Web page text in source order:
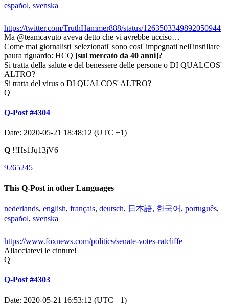
español, svenska
https://twitter.com/TruthHammer888/status/1263503349892050944
Ma @teamcavuto aveva detto che vi avrebbe ucciso…
Come mai giornalisti 'selezionati' sono cosi' impegnati nell'instillare
paura riguardo: HCQ [sul mercato da 40 anni]?
Si tratta della salute e del benessere delle persone o DI QUALCOS'
ALTRO?
Si tratta del virus o DI QUALCOS' ALTRO?
Q
Q-Post #4304
Date: 2020-05-21 18:48:12 (UTC +1)
Q !!Hs1Jq13jV6
9265245
This Q-Post in other Languages
nederlands, english, français, deutsch, 日本語, 한국어 , português,
español, svenska
https://www.foxnews.com/politics/senate-votes-ratcliffe
Allacciatevi le cinture!
Q
Q-Post #4303
Date: 2020-05-21 16:53:12 (UTC +1)